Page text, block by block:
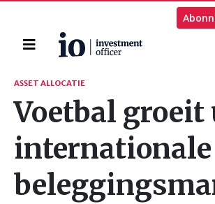
Home
Zoeken
ASSET ALLOCATIE
Voetbal
internationale